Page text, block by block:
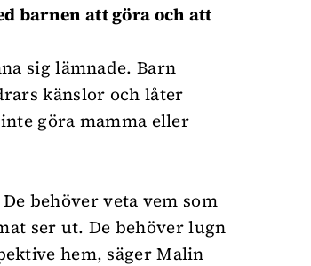
barnen att göra och att
sig lämnade. Barn
känslor och låter
göra mamma eller
behöver veta vem som
ser ut. De behöver lugn
hem, säger Malin